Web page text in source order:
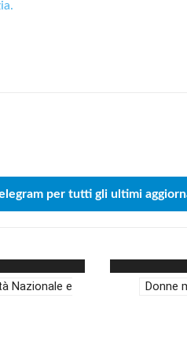
per tutti gli ultimi
Nazionale e
Donne